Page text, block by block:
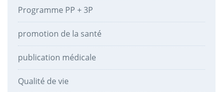
Programme PP + 3P
promotion de la santé
publication médicale
Qualité de vie